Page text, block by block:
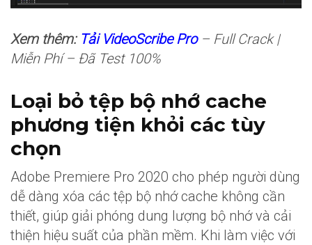
Xem thêm: Tải VideoScribe Pro – Full Crack |
Miễn Phí – Đã Test 100%
Loại bỏ tệp bộ nhớ cache
phương tiện khỏi các tùy
chọn
Adobe Premiere Pro 2020 cho phép người dùng
dễ dàng xóa các tệp bộ nhớ cache không cần
thiết, giúp giải phóng dung lượng bộ nhớ và cải
thiện hiệu suất của phần mềm. Khi làm việc với